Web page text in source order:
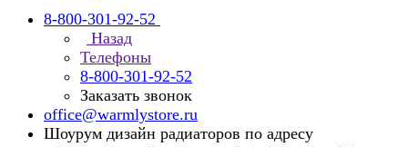
8-800-301-92-52
Назад
Телефоны
8-800-301-92-52
Заказать звонок
office@warmlystore.ru
Шоурум дизайн радиаторов по адресу